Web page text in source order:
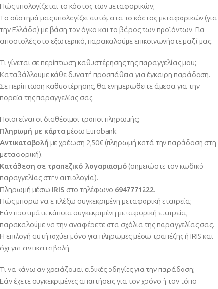
Πώς υπολογίζεται το κόστος των μεταφορικών;
Το σύστημά μας υπολογίζει αυτόματα το κόστος μεταφορικών (για
την Ελλάδα) με βάση τον όγκο και το βάρος των προϊόντων. Για
αποστολές στο εξωτερικό, παρακαλούμε επικοινωνήστε μαζί μας.
Τι γίνεται σε περίπτωση καθυστέρησης της παραγγελίας μου;
Καταβάλλουμε κάθε δυνατή προσπάθεια για έγκαιρη παράδοση.
Σε περίπτωση καθυστέρησης, θα ενημερωθείτε άμεσα για την
πορεία της παραγγελίας σας.
Ποιοι είναι οι διαθέσιμοι τρόποι πληρωμής;
Πληρωμή με κάρταμέσω Eurobank.
Αντικαταβολή με χρέωση 2,50€ (πληρωμή κατά την παράδοση στη
μεταφορική).
Κατάθεση σε τραπεζικό λογαριασμό (σημειώστε τον κωδικό
παραγγελίας στην αιτιολογία).
Πληρωμή μέσω IRIS στο τηλέφωνο 6947771222.
Πώς μπορώ να επιλέξω συγκεκριμένη μεταφορική εταιρεία;
Εάν προτιμάτε κάποια συγκεκριμένη μεταφορική εταιρεία,
παρακαλούμε να την αναφέρετε στα σχόλια της παραγγελίας σας.
Η επιλογή αυτή ισχύει μόνο για πληρωμές μέσω τραπέζης ή IRIS και
όχι για αντικαταβολή.
Τι να κάνω αν χρειάζομαι ειδικές οδηγίες για την παράδοση;
Εάν έχετε συγκεκριμένες απαιτήσεις για τον χρόνο ή τον τόπο